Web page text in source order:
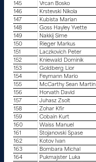
145
Vrcan Bosko
146
Krstevski Nikola
147
Kubista Marian
148
Goss Hayley Yvette
149
Nakkij Sime
150
Rieger Markus
151
Laczkovich Peter
152
Kniewald Dominik
153
Goldberg Lior
154
Feymann Mario
155
McCarthy Sean Martin
156
Horvath David
157
Juhasz Zsolt
158
Zohar Kfir
159
Cobain Kurt
160
Waiss Manuel
161
Stojanovski Spase
162
Kotov Ivan
163
Bombara Michal
164
Pukmajster Luka